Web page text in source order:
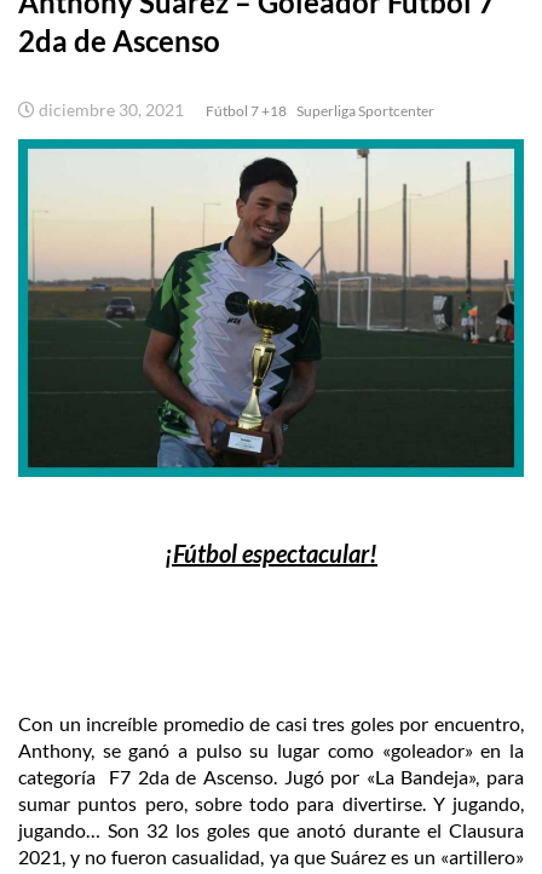
2da de Ascenso
diciembre 30, 2021 Fútbol 7 +18 Superliga Sportcenter
¡Fútbol espectacular!
Con un increíble promedio de casi tres goles por encuentro,
Anthony, se ganó a pulso su lugar como «goleador» en la
categoría F7 2da de Ascenso. Jugó por «La Bandeja», para
sumar puntos pero, sobre todo para divertirse. Y jugando,
jugando… Son 32 los goles que anotó durante el Clausura
2021, y no fueron casualidad, ya que Suárez es un «artillero»